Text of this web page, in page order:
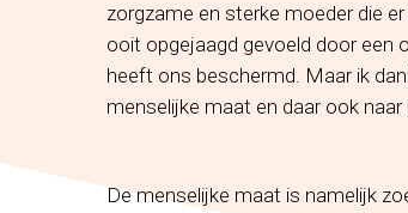
zorgzame en sterke moeder die
ooit opgejaagd gevoeld door een
heeft ons beschermd. Maar ik
menselijke maat en daar ook naar
De menselijke maat is namelijk